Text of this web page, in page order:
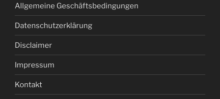
Allgemeine Geschäftsbedingungen
Datenschutzerklärung
Disclaimer
Impressum
Kontakt